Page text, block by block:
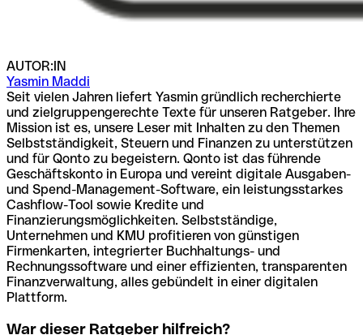
AUTOR:IN
Yasmin Maddi
Seit vielen Jahren liefert Yasmin gründlich recherchierte
und zielgruppengerechte Texte für unseren Ratgeber. Ihre
Mission ist es, unsere Leser mit Inhalten zu den Themen
Selbstständigkeit, Steuern und Finanzen zu unterstützen
und für Qonto zu begeistern. Qonto ist das führende
Geschäftskonto in Europa und vereint digitale Ausgaben-
und Spend-Management-Software, ein leistungsstarkes
Cashflow-Tool sowie Kredite und
Finanzierungsmöglichkeiten. Selbstständige,
Unternehmen und KMU profitieren von günstigen
Firmenkarten, integrierter Buchhaltungs- und
Rechnungssoftware und einer effizienten, transparenten
Finanzverwaltung, alles gebündelt in einer digitalen
Plattform.
War dieser Ratgeber hilfreich?